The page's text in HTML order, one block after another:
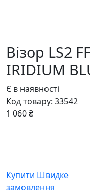
Візор LS2
IRIDIUM
Є в наявності
Код товару: 33542
1 060 ₴
Купити Швидке
замовлення